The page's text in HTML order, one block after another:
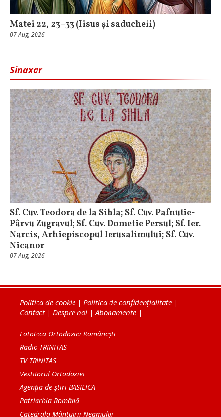
Matei 22, 23–33 (Iisus și saducheii)
07 Aug, 2026
Sinaxar
Sf. Cuv. Teodora de la Sihla; Sf. Cuv. Pafnutie-
Pârvu Zugravul; Sf. Cuv. Dometie Persul; Sf. Ier.
Narcis, Arhiepiscopul Ierusalimului; Sf. Cuv.
Nicanor
07 Aug, 2026
Politica de cookie | Politica de confidențialitate |
Contact| Despre noi | Abonamente |
Fototeca Ortodoxiei Românești
Radio TRINITAS
TV TRINITAS
Vestitorul Ortodoxiei
Agenţia de ştiri BASILICA
Patriarhia Română
Catedrala Mântuirii Neamului